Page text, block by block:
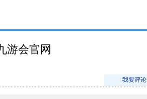
游会官网
我要评论